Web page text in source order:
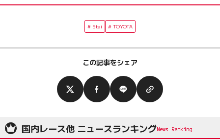
Stai TOYOTA
この記事をシェア
国内レース他 ニュースランキング